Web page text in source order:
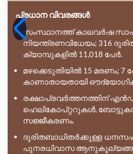
പ്രധാന വിവരങ്ങൾ
സംസ്ഥാനത്ത് കാലവർഷ
നിയന്ത്രണവിധേയം; 316
ക്യാമ്പുകളിൽ 11,018 പേർ.
മഴക്കെടുതിയിൽ 15 മരണം; 7
കാണാതായതായി
രക്ഷാപ്രവർത്തനത്തിന്
ഹെലികോപ്റ്ററുകൾ,
സജ്ജീകരണം.
ദുരിതബാധിതർക്കുള്ള
പുനരധിവാസ